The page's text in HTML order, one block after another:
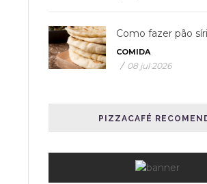
Como fazer pão
COMIDA
/ 08 jul 2026
PIZZACAFÉ